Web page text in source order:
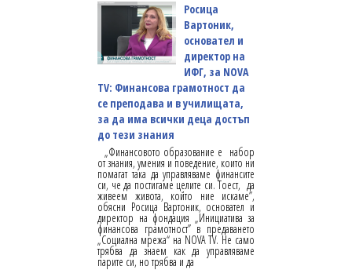
Росица
Вартоник,
основател и
директор на
ИФГ, за NOVA
TV: Финансова грамотност да
се преподава и в училищата,
за да има всички деца достъп
до тези знания
„Финансовото образование е набор
от знания, умения и поведение, които ни
помагат така да управляваме финансите
си, че да постигаме целите си. Тоест, да
живеем живота, който ние искаме”,
обясни Росица Вартоник, основател и
директор на фондация „Инициатива за
финансова грамотност” в предаването
„Социална мрежа“ на NOVA TV. Не само
трябва да знаем как да управляваме
парите си, но трябва и да